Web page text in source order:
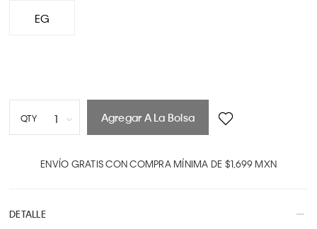
EG
QTY 1
5
Agregar A La Bolsa
ENVÍO GRATIS CON COMPRA MÍNIMA DE $1,699 MXN
DETALLE